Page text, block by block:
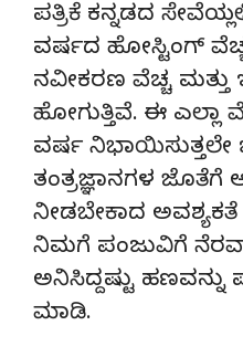
ಪತ್ರಿಕೆ ಕನ್ನಡದ
ವರ್ಷದ ಹೋಸ್ಟಿಂಗ್‌
ನವೀಕರಣ ವೆಚ್ಚ ಮತ್ತು
ಹೋಗುತ್ತಿವೆ. ಈ ಎಲ್ಲಾ
ವರ್ಷ ನಿಭಾಯಿಸುತ್ತಲೇ
ತಂತ್ರಜ್ಞಾನಗಳ
ನೀಡಬೇಕಾದ
ನಿಮಗೆ ಪಂಜುವಿಗೆ
ಅನಿಸಿದ್ದಷ್ಟು
ಮಾಡಿ.